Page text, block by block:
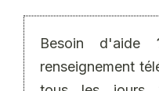
Besoin d'aide
renseignement